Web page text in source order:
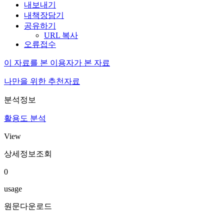
내보내기
내책장담기
공유하기
URL 복사
오류접수
이 자료를 본 이용자가 본 자료
나만을 위한 추천자료
분석정보
활용도 분석
View
상세정보조회
0
usage
원문다운로드